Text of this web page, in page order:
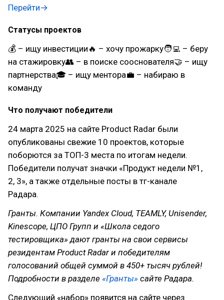
Перейти→
Статусы проектов
💰 – ищу инвестиции🔥 – хочу прожарку🧑‍💻 – беру
на стажировку👥 – в поиске сооснователя🤝 – ищу
партнерства🎓 – ищу ментора💼 – набираю в
команду
Что получают победители
24 марта 2025 на сайте Product Radar были
опубликованы свежие 10 проектов, которые
поборются за ТОП-3 места по итогам недели.
Победители получат значки «Продукт недели №1,
2, 3», а также отдельные посты в тг-канале
Радара.
Гранты. Компании Yandex Cloud, TEAMLY, Unisender,
Kinescope, ЦПО Групп и «Школа седого
тестировщика» дают гранты на свои сервисы
резидентам Product Radar и победителям
голосований общей суммой в 450+ тысяч рублей!
Подробности в разделе «Гранты» сайте Радара.
Следующий «набор» появится на сайте через